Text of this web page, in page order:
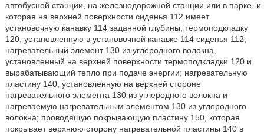
автобусной станции, на железнодорожной станции или в парке, и
которая на верхней поверхности сиденья 112 имеет
установочную канавку 114 заданной глубины; термоподкладку
120, установленную в установочной канавке 114 сиденья 112;
нагревательный элемент 130 из углеродного волокна,
установленный на верхней поверхности термоподкладки 120 и
вырабатывающий тепло при подаче энергии; нагревательную
пластину 140, установленную на верхней стороне
нагревательного элемента 130 из углеродного волокна и
нагреваемую нагревательным элементом 130 из углеродного
волокна; проводящую покрывающую пластину 150, которая
покрывает верхнюю сторону нагревательной пластины 140 в